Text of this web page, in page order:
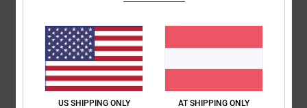
4 /5
US SHIPPING ONLY AT SHIPPING ONLY